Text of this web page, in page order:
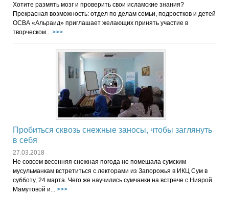
Хотите размять мозг и проверить свои исламские знания?
Прекрасная возможность: отдел по делам семьи, подростков и детей
ОСВА «Альраид» приглашает желающих принять участие в
творческом... >>>
Пробиться сквозь снежные заносы, чтобы заглянуть
в себя
27.03.2018
Не совсем весенняя снежная погода не помешала сумским
мусульманкам встретиться с лекторами из Запорожья в ИКЦ Сум в
субботу, 24 марта. Чего же научились сумчанки на встрече с Ниярой
Мамутовой и... >>>